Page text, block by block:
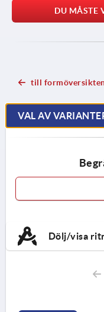
DU MÅSTE
till
VAL AV
Dölj/visa